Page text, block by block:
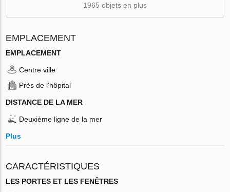
1965 objets en plus
EMPLACEMENT
EMPLACEMENT
Centre ville
Près de l'hôpital
DISTANCE DE LA MER
Deuxième ligne de la mer
Plus
CARACTÉRISTIQUES
LES PORTES ET LES FENÊTRES